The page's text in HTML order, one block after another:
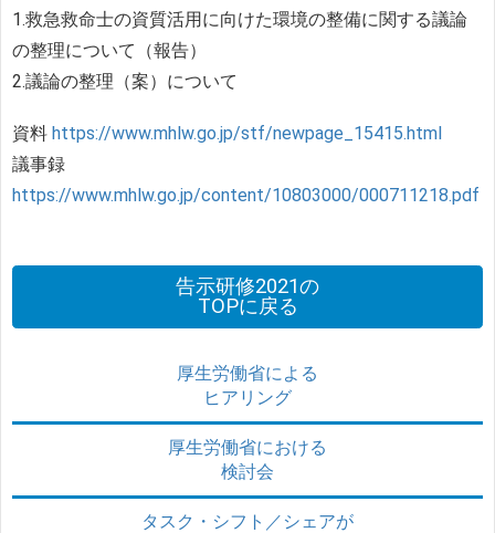
1.救急救命士の資質活用に向けた環境の整備に関する議論
の整理について（報告）
2.議論の整理（案）について
資料 https://www.mhlw.go.jp/stf/newpage_15415.html
議事録
https://www.mhlw.go.jp/content/10803000/000711218.pdf
告示研修2021の
TOPに戻る
厚生労働省による
ヒアリング
厚生労働省における
検討会
タスク・シフト／シェアが